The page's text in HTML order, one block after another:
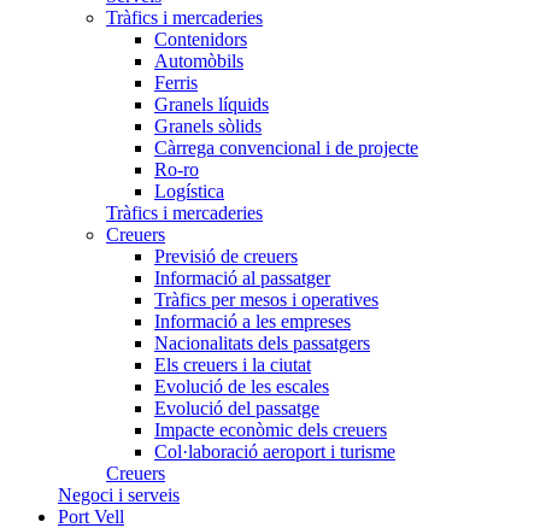
Tràfics i mercaderies
Contenidors
Automòbils
Ferris
Granels líquids
Granels sòlids
Càrrega convencional i de projecte
Ro-ro
Logística
Tràfics i mercaderies
Creuers
Previsió de creuers
Informació al passatger
Tràfics per mesos i operatives
Informació a les empreses
Nacionalitats dels passatgers
Els creuers i la ciutat
Evolució de les escales
Evolució del passatge
Impacte econòmic dels creuers
Col·laboració aeroport i turisme
Creuers
Negoci i serveis
Port Vell